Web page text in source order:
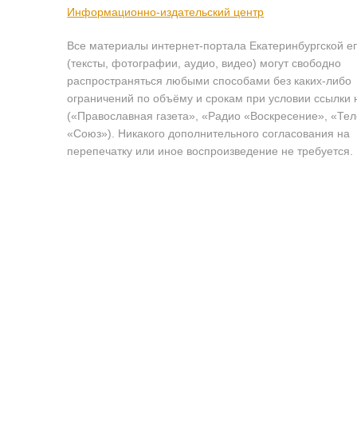
Информационно-издательский центр
Все материалы интернет-портала Екатеринбургской
(тексты, фотографии, аудио, видео) могут свободно
распространяться любыми способами без каких-либо
ограничений по объёму и срокам при условии ссылки
(«Православная газета», «Радио «Воскресение»,
«Союз»). Никакого дополнительного согласования на
перепечатку или иное воспроизведение не требуется.